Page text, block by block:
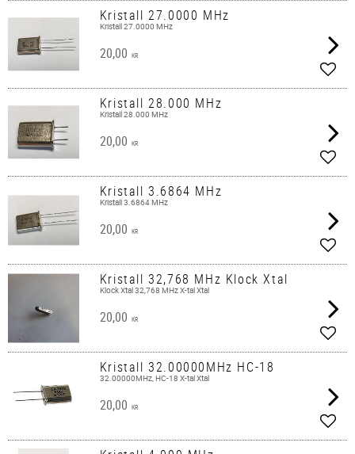
Kristall 27.0000 MHz
Kristall 27.0000 MHz
20,00 KR
Kristall 28.000 MHz
Kristall 28.000 MHz
20,00 KR
Kristall 3.6864 MHz
Kristall 3.6864 MHz
20,00 KR
Kristall 32,768 MHz Klock Xtal
Klock Xtal 32,768 MHz X-tal Xtal
20,00 KR
Kristall 32.00000MHz HC-18
32.00000MHz, HC-18 X-tal Xtal
20,00 KR